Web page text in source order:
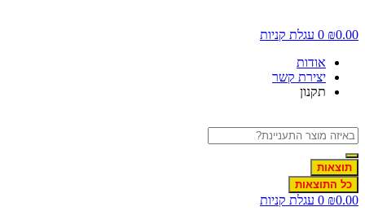
₪0.00
0 עגלת קניות
אודות
יצירת קשר
תקנון
תוצאות
כל התוצאות
₪0.00
0 עגלת קניות